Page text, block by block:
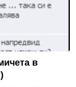
в